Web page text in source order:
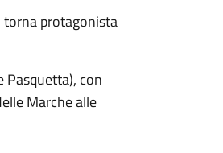
torna protagonista
Pasquetta), con
Marche alle